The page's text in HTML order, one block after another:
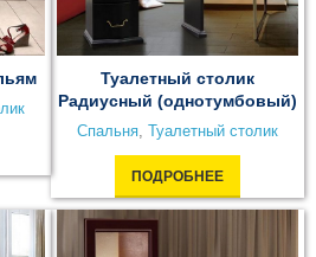
Туалетный столик
Радиусный (однотумбовый)
Спальня, Туалетный столик
ПОДРОБНЕЕ